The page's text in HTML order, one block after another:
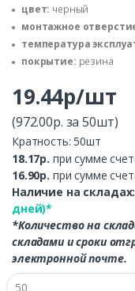
цвет: черный
монтажное
температура
покрытие: резина
19.44р/шт
(972.00р. за 50шт)
Кратность: 50шт
18.17р. при сумме
16.90р. при сумме
Наличие на складах:
дней)*
*Количество на
складами и сроки
электронной почте.